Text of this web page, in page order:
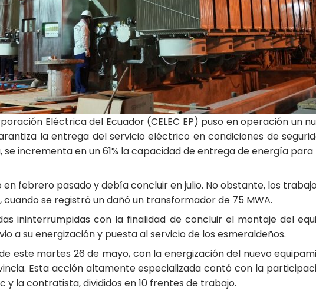
Eléctrica del Ecuador (CELEC EP) puso en operación un
la entrega del servicio eléctrico en condiciones de
se incrementa en un 61% la capacidad de entrega de energía
en febrero pasado y debía concluir en julio. No obstante, los
se registró un dañó un transformador de 75 MWA.
ininterrumpidas con la finalidad de concluir el montaje del
a su energización y puesta al servicio de los esmeraldeños.
este martes 26 de mayo, con la energización del nuevo
Esta acción altamente especializada contó con la
y la contratista, divididos en 10 frentes de trabajo.